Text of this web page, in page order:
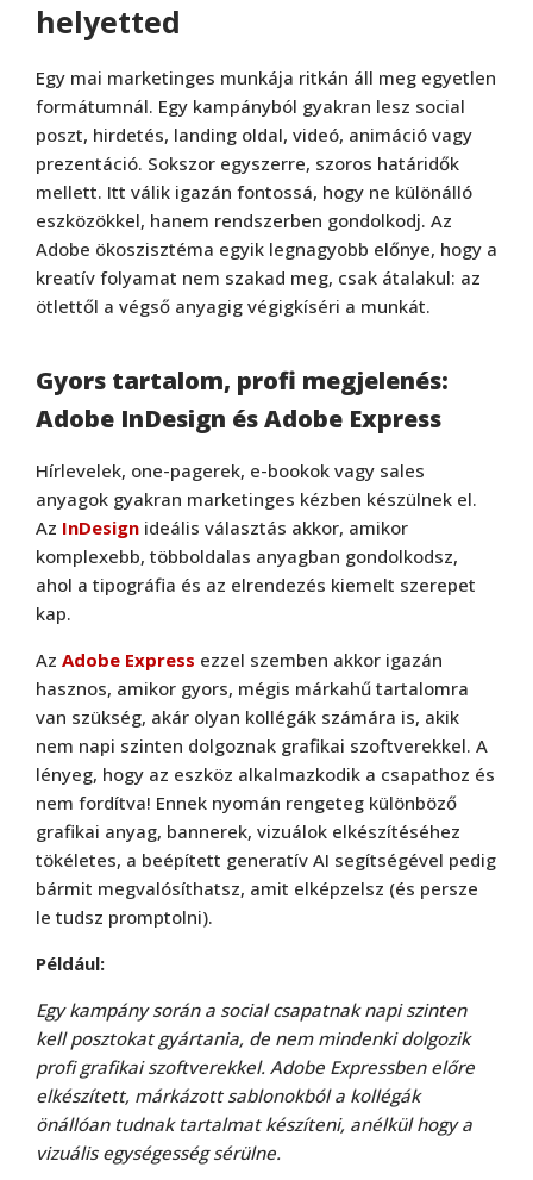
helyetted
Egy mai marketinges munkája ritkán áll meg egyetlen
formátumnál. Egy kampányból gyakran lesz social
poszt, hirdetés, landing oldal, videó, animáció vagy
prezentáció. Sokszor egyszerre, szoros határidők
mellett. Itt válik igazán fontossá, hogy ne különálló
eszközökkel, hanem rendszerben gondolkodj. Az
Adobe ökoszisztéma egyik legnagyobb előnye, hogy a
kreatív folyamat nem szakad meg, csak átalakul: az
ötlettől a végső anyagig végigkíséri a munkát.
Gyors tartalom, profi megjelenés:
Adobe InDesign és Adobe Express
Hírlevelek, one-pagerek, e-bookok vagy sales
anyagok gyakran marketinges kézben készülnek el.
Az InDesign ideális választás akkor, amikor
komplexebb, többoldalas anyagban gondolkodsz,
ahol a tipográfia és az elrendezés kiemelt szerepet
kap.
Az Adobe Express ezzel szemben akkor igazán
hasznos, amikor gyors, mégis márkahű tartalomra
van szükség, akár olyan kollégák számára is, akik
nem napi szinten dolgoznak grafikai szoftverekkel. A
lényeg, hogy az eszköz alkalmazkodik a csapathoz és
nem fordítva! Ennek nyomán rengeteg különböző
grafikai anyag, bannerek, vizuálok elkészítéséhez
tökéletes, a beépített generatív AI segítségével pedig
bármit megvalósíthatsz, amit elképzelsz (és persze
le tudsz promptolni).
Például:
Egy kampány során a social csapatnak napi szinten
kell posztokat gyártania, de nem mindenki dolgozik
profi grafikai szoftverekkel. Adobe Expressben előre
elkészített, márkázott sablonokból a kollégák
önállóan tudnak tartalmat készíteni, anélkül hogy a
vizuális egységesség sérülne.